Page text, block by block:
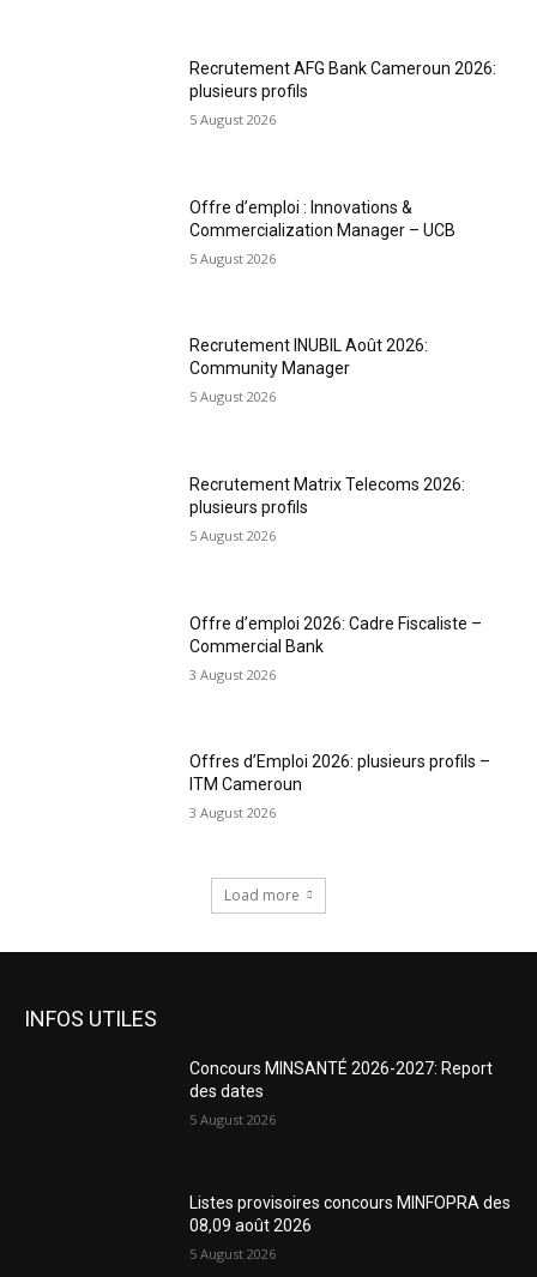
Recrutement AFG Bank Cameroun 2026:
plusieurs profils
5 August 2026
Offre d’emploi : Innovations &
Commercialization Manager – UCB
5 August 2026
Recrutement INUBIL Août 2026:
Community Manager
5 August 2026
Recrutement Matrix Telecoms 2026:
plusieurs profils
5 August 2026
Offre d’emploi 2026: Cadre Fiscaliste –
Commercial Bank
3 August 2026
Offres d’Emploi 2026: plusieurs profils –
ITM Cameroun
3 August 2026
Load more
INFOS UTILES
Concours MINSANTÉ 2026-2027: Report
des dates
5 August 2026
Listes provisoires concours MINFOPRA des
08,09 août 2026
5 August 2026